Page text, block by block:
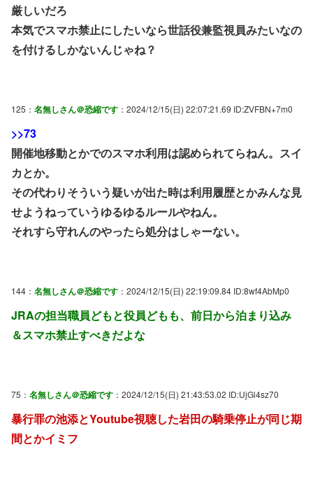
厳しいだろ
本気でスマホ禁止にしたいなら世話役兼監視員みたいなの
を付けるしかないんじゃね？
125： 名無しさん＠恐縮です ：2024/12/15(日) 22:07:21.69 ID:ZVFBN+7m0
>>73
開催地移動とかでのスマホ利用は認められてらねん。スイ
カとか。
その代わりそういう疑いが出た時は利用履歴とかみんな見
せようねっていうゆるゆるルールやねん。
それすら守れんのやったら処分はしゃーない。
144： 名無しさん＠恐縮です ：2024/12/15(日) 22:19:09.84 ID:8wf4AbMp0
JRAの担当職員どもと役員どもも、前日から泊まり込み
＆スマホ禁止すべきだよな
75： 名無しさん＠恐縮です ：2024/12/15(日) 21:43:53.02 ID:UjGl4sz70
暴行罪の池添とYoutube視聴した岩田の騎乗停止が同じ期
間とかイミフ